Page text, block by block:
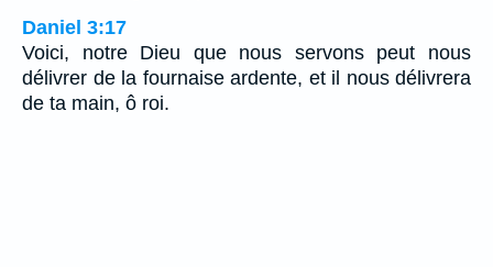
Daniel 3:17
Voici, notre Dieu que nous servons peut nous
délivrer de la fournaise ardente, et il nous délivrera
de ta main, ô roi.